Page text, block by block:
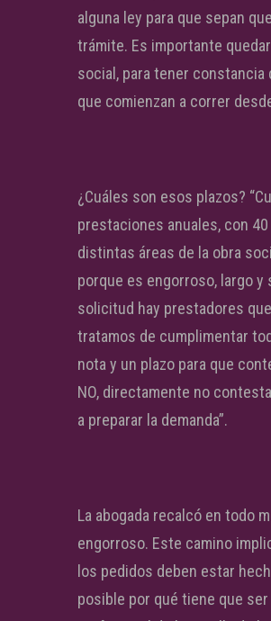
alguna ley para que sepan
trámite. Es importante
social, para tener constancia
que comienzan a correr
¿Cuáles son esos plazos?
prestaciones anuales, con
distintas áreas de la obra
porque es engorroso, largo
solicitud hay prestadores
tratamos de cumplimentar
nota y un plazo para que
NO, directamente no
a preparar la demanda”.
La abogada recalcó en todo
engorroso. Este camino
los pedidos deben estar
posible por qué tiene que